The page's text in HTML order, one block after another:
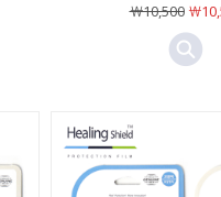
￦10,500￦